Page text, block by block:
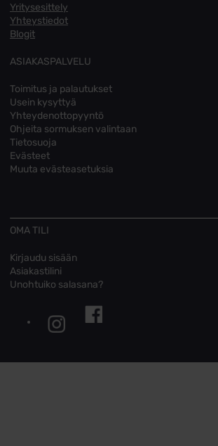
Yritysesittely
Yhteystiedot
Blogit
ASIAKASPALVELU
Toimitus ja palautukset
Usein kysyttyä
Yhteydenottopyyntö
Ohjeita sormuksen valintaan
Tietosuoja
Evästeet
Muuta evästeasetuksia
OMA TILI
Kirjaudu sisään
Asiakastilini
Unohtuiko salasana?